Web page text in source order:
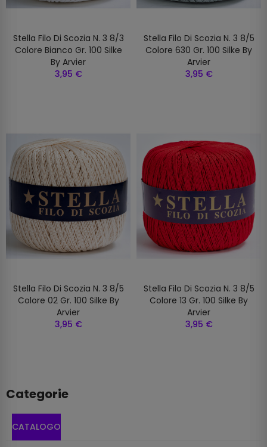
Stella Filo Di Scozia N. 3 8/3
Colore Bianco Gr. 100 Silke
By Arvier
3,95 €
Stella Filo Di Scozia N. 3 8/5
Colore 630 Gr. 100 Silke By
Arvier
3,95 €
Stella Filo Di Scozia N. 3 8/5
Colore 02 Gr. 100 Silke By
Arvier
3,95 €
Stella Filo Di Scozia N. 3 8/5
Colore 13 Gr. 100 Silke By
Arvier
3,95 €
Categorie
CATALOGO